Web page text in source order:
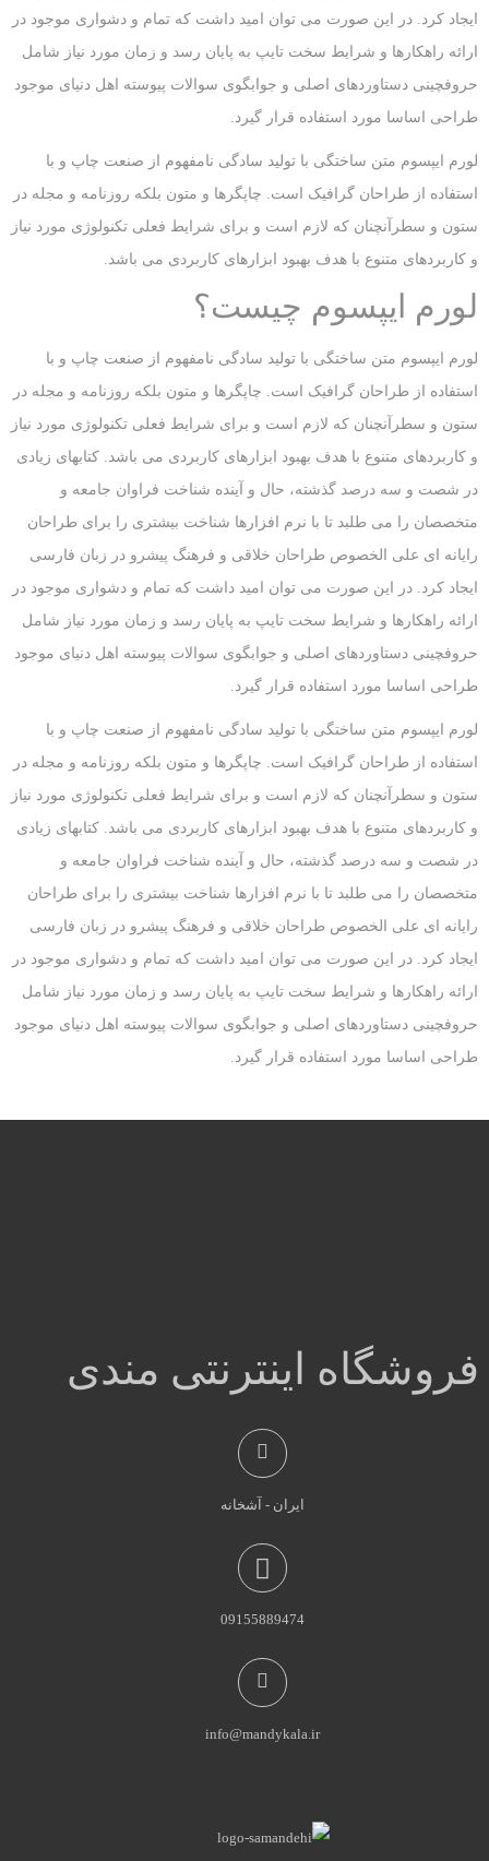
ایجاد کرد. در این صورت می توان امید داشت که تمام و دشواری موجود در
ارائه راهکارها و شرایط سخت تایپ به پایان رسد و زمان مورد نیاز شامل
حروفچینی دستاوردهای اصلی و جوابگوی سوالات پیوسته اهل دنیای موجود
طراحی اساسا مورد استفاده قرار گیرد.
لورم ایپسوم متن ساختگی با تولید سادگی نامفهوم از صنعت چاپ و با
استفاده از طراحان گرافیک است. چاپگرها و متون بلکه روزنامه و مجله در
ستون و سطرآنچنان که لازم است و برای شرایط فعلی تکنولوژی مورد نیاز
و کاربردهای متنوع با هدف بهبود ابزارهای کاربردی می باشد.
لورم ایپسوم چیست؟
لورم ایپسوم متن ساختگی با تولید سادگی نامفهوم از صنعت چاپ و با
استفاده از طراحان گرافیک است. چاپگرها و متون بلکه روزنامه و مجله در
ستون و سطرآنچنان که لازم است و برای شرایط فعلی تکنولوژی مورد نیاز
و کاربردهای متنوع با هدف بهبود ابزارهای کاربردی می باشد. کتابهای زیادی
در شصت و سه درصد گذشته، حال و آینده شناخت فراوان جامعه و
متخصصان را می طلبد تا با نرم افزارها شناخت بیشتری را برای طراحان
رایانه ای علی الخصوص طراحان خلاقی و فرهنگ پیشرو در زبان فارسی
ایجاد کرد. در این صورت می توان امید داشت که تمام و دشواری موجود در
ارائه راهکارها و شرایط سخت تایپ به پایان رسد و زمان مورد نیاز شامل
حروفچینی دستاوردهای اصلی و جوابگوی سوالات پیوسته اهل دنیای موجود
طراحی اساسا مورد استفاده قرار گیرد.
لورم ایپسوم متن ساختگی با تولید سادگی نامفهوم از صنعت چاپ و با
استفاده از طراحان گرافیک است. چاپگرها و متون بلکه روزنامه و مجله در
ستون و سطرآنچنان که لازم است و برای شرایط فعلی تکنولوژی مورد نیاز
و کاربردهای متنوع با هدف بهبود ابزارهای کاربردی می باشد. کتابهای زیادی
در شصت و سه درصد گذشته، حال و آینده شناخت فراوان جامعه و
متخصصان را می طلبد تا با نرم افزارها شناخت بیشتری را برای طراحان
رایانه ای علی الخصوص طراحان خلاقی و فرهنگ پیشرو در زبان فارسی
ایجاد کرد. در این صورت می توان امید داشت که تمام و دشواری موجود در
ارائه راهکارها و شرایط سخت تایپ به پایان رسد و زمان مورد نیاز شامل
حروفچینی دستاوردهای اصلی و جوابگوی سوالات پیوسته اهل دنیای موجود
طراحی اساسا مورد استفاده قرار گیرد.
فروشگاه اینترنتی مندی
ایران - آشخانه
09155889474
info@mandykala.ir